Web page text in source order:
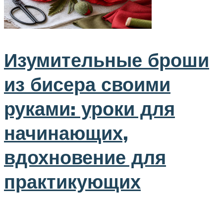
Изумительные броши
из бисера своими
руками: уроки для
начинающих,
вдохновение для
практикующих